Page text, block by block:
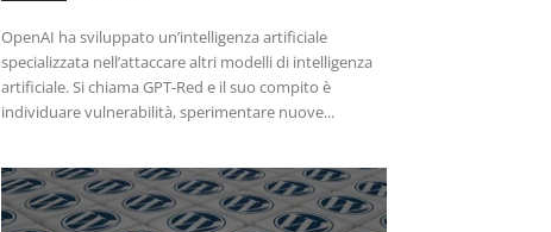
OpenAI ha sviluppato un’intelligenza artificiale
specializzata nell’attaccare altri modelli di intelligenza
artificiale. Si chiama GPT-Red e il suo compito è
individuare vulnerabilità, sperimentare nuove...